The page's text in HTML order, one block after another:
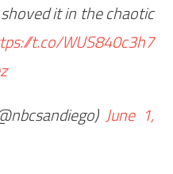
it in the chaotic
t.co/WUS840c3h7
June 1,